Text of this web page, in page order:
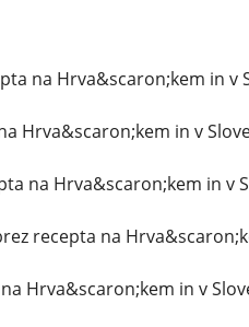
na Hrva&scaron;kem in v
Hrva&scaron;kem in v
na Hrva&scaron;kem in v
recepta na
Hrva&scaron;kem in v